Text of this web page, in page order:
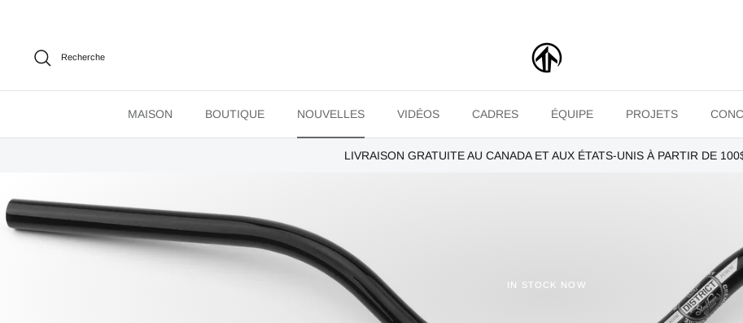
Recherche
MAISON BOUTIQUE NOUVELLES VIDÉOS CADRES ÉQUIPE PROJETS
LIVRAISON GRATUITE AU CANADA ET AUX ÉTATS-UNIS À PARTIR DE
IN STOCK NOW